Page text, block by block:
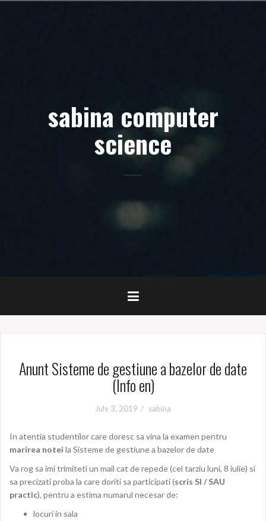
sabina computer
science
Anunt Sisteme de gestiune a bazelor de date
(Info en)
July 3, 2019 sabina
In atentia studentilor care doresc sa vina la examen pentru
marirea notei la Sisteme de gestiune a bazelor de date
Va rog sa imi trimiteti un mail cat de repede (cel tarziu luni, 8 iulie) si
sa precizati proba la care doriti sa participati (scris SI / SAU
practic), pentru a estima numarul necesar de:
locuri in sala